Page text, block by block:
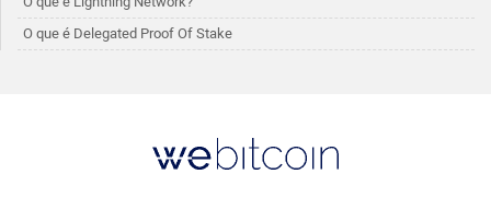
O que é Delegated Proof Of Stake